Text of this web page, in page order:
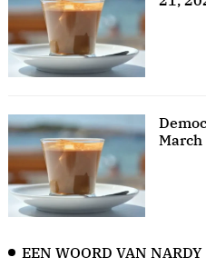
March
EEN WOORD VAN NARDY